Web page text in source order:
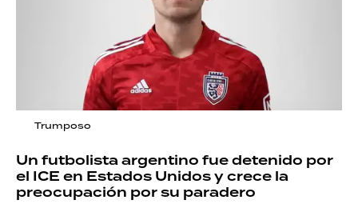
Trumposo
Un futbolista argentino fue detenido por
el ICE en Estados Unidos y crece la
preocupación por su paradero